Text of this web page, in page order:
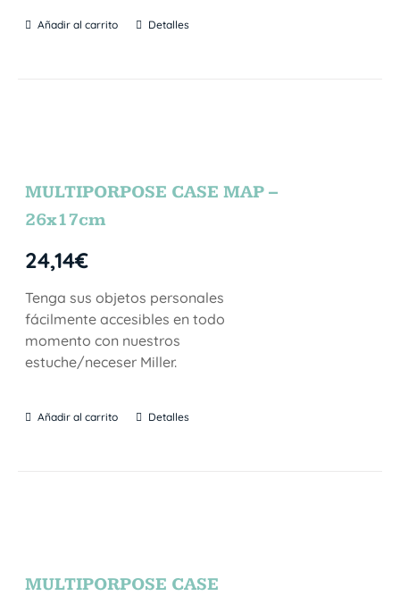
Añadir al carrito Detalles
MULTIPORPOSE CASE MAP –
26x17cm
24,14€
Tenga sus objetos personales
fácilmente accesibles en todo
momento con nuestros
estuche/neceser Miller.
Añadir al carrito Detalles
MULTIPORPOSE CASE